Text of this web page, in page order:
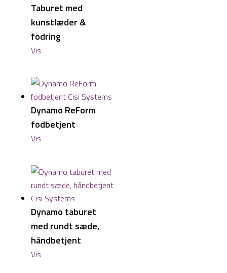
Taburet med
kunstlæder &
fodring
Vis
Dynamo ReForm
fodbetjent
Vis
Dynamo taburet
med rundt sæde,
håndbetjent
Vis